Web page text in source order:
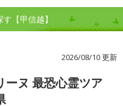
【甲信越】
2026/08/10 更新
ーヌ 最恐心霊ツア